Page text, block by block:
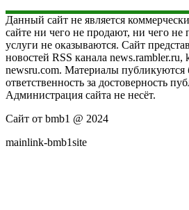
Данный сайт не является
сайте ни чего не продают, ни чего не
услуги не оказываются. Сайт
новостей RSS канала news.rambler.ru,
newsru.com. Материалы публикуются
ответственность за достоверность
Администрация сайта не несёт.
Сайт от bmb1 @ 2024
mainlink-bmb1site